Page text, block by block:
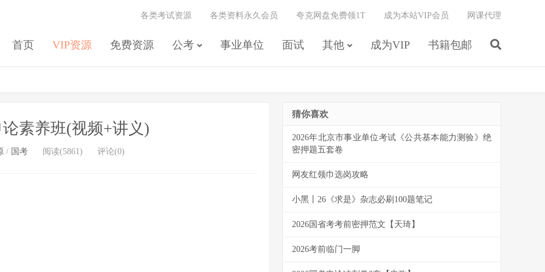
首页 VIP资源 免费资源 公考 事业单位 面试 其他 成为VIP 书籍包邮
各类考试资源 各类资料永久会员 夸克网盘免费领1T 成为本站VIP会员 网课代理
素养班(视频+讲义)
/ 国考 阅读(5861) 评论(0)
猜你喜欢
2026年北京市事业单位考试《公共基本能力测验》绝
密押题五套卷
网友红领巾选岗攻略
小黑丨26《求是》杂志必刷100题笔记
2026国省考考前密押范文【天琦】
2026考前临门一脚